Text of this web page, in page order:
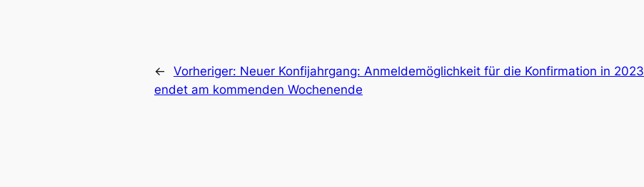
← Vorheriger: Neuer Konfijahrgang: Anmeldemöglichkeit für die Konfirmation in 2023
endet am kommenden Wochenende